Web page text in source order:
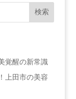
検索
覚醒の新常識
上田市の美容